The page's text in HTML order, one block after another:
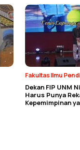
Fakultas Ilmu
Dekan FIP UNM
Harus Punya
Kepemimpinan